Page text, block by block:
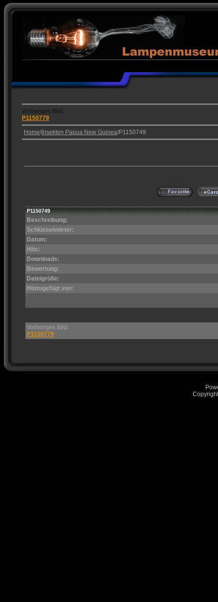
Vorheriges Bild:
P1150779
Home/ Insekten Papua New Guinea/P1150749
P1150749
Beschreibung:
Schlüsselwörter:
Datum:
Hits:
Downloads:
Bewertung:
Dateigröße:
Hinzugefügt von:
Vorheriges Bild:
P1150779